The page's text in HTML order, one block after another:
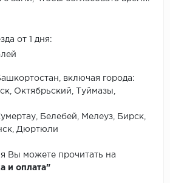
от 1 дня:
включая города:
Октябрьский, Туймазы,
Белебей, Мелеуз, Бирск,
Дюртюли
Вы можете прочитать на
и оплата"